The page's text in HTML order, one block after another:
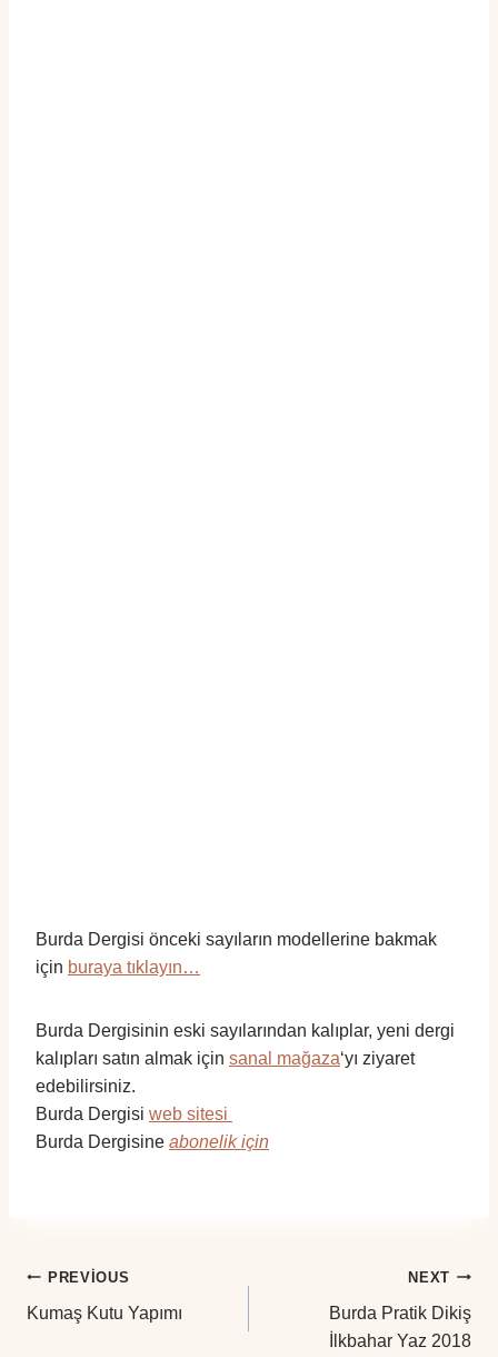
Burda Dergisi önceki sayıların modellerine bakmak
için buraya tıklayın…
Burda Dergisinin eski sayılarından kalıplar, yeni dergi
kalıpları satın almak için sanal mağaza‘yı ziyaret
edebilirsiniz.
Burda Dergisi web sitesi
Burda Dergisine abonelik için
Yazı
PREVIOUS
Kumaş Kutu Yapımı
NEXT
Burda Pratik Dikiş
İlkbahar Yaz 2018